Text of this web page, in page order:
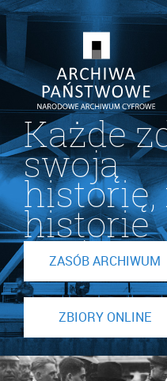
Każde
swoją
historie
mają
ZASÓB ARCHIWUM
ZBIORY ONLINE